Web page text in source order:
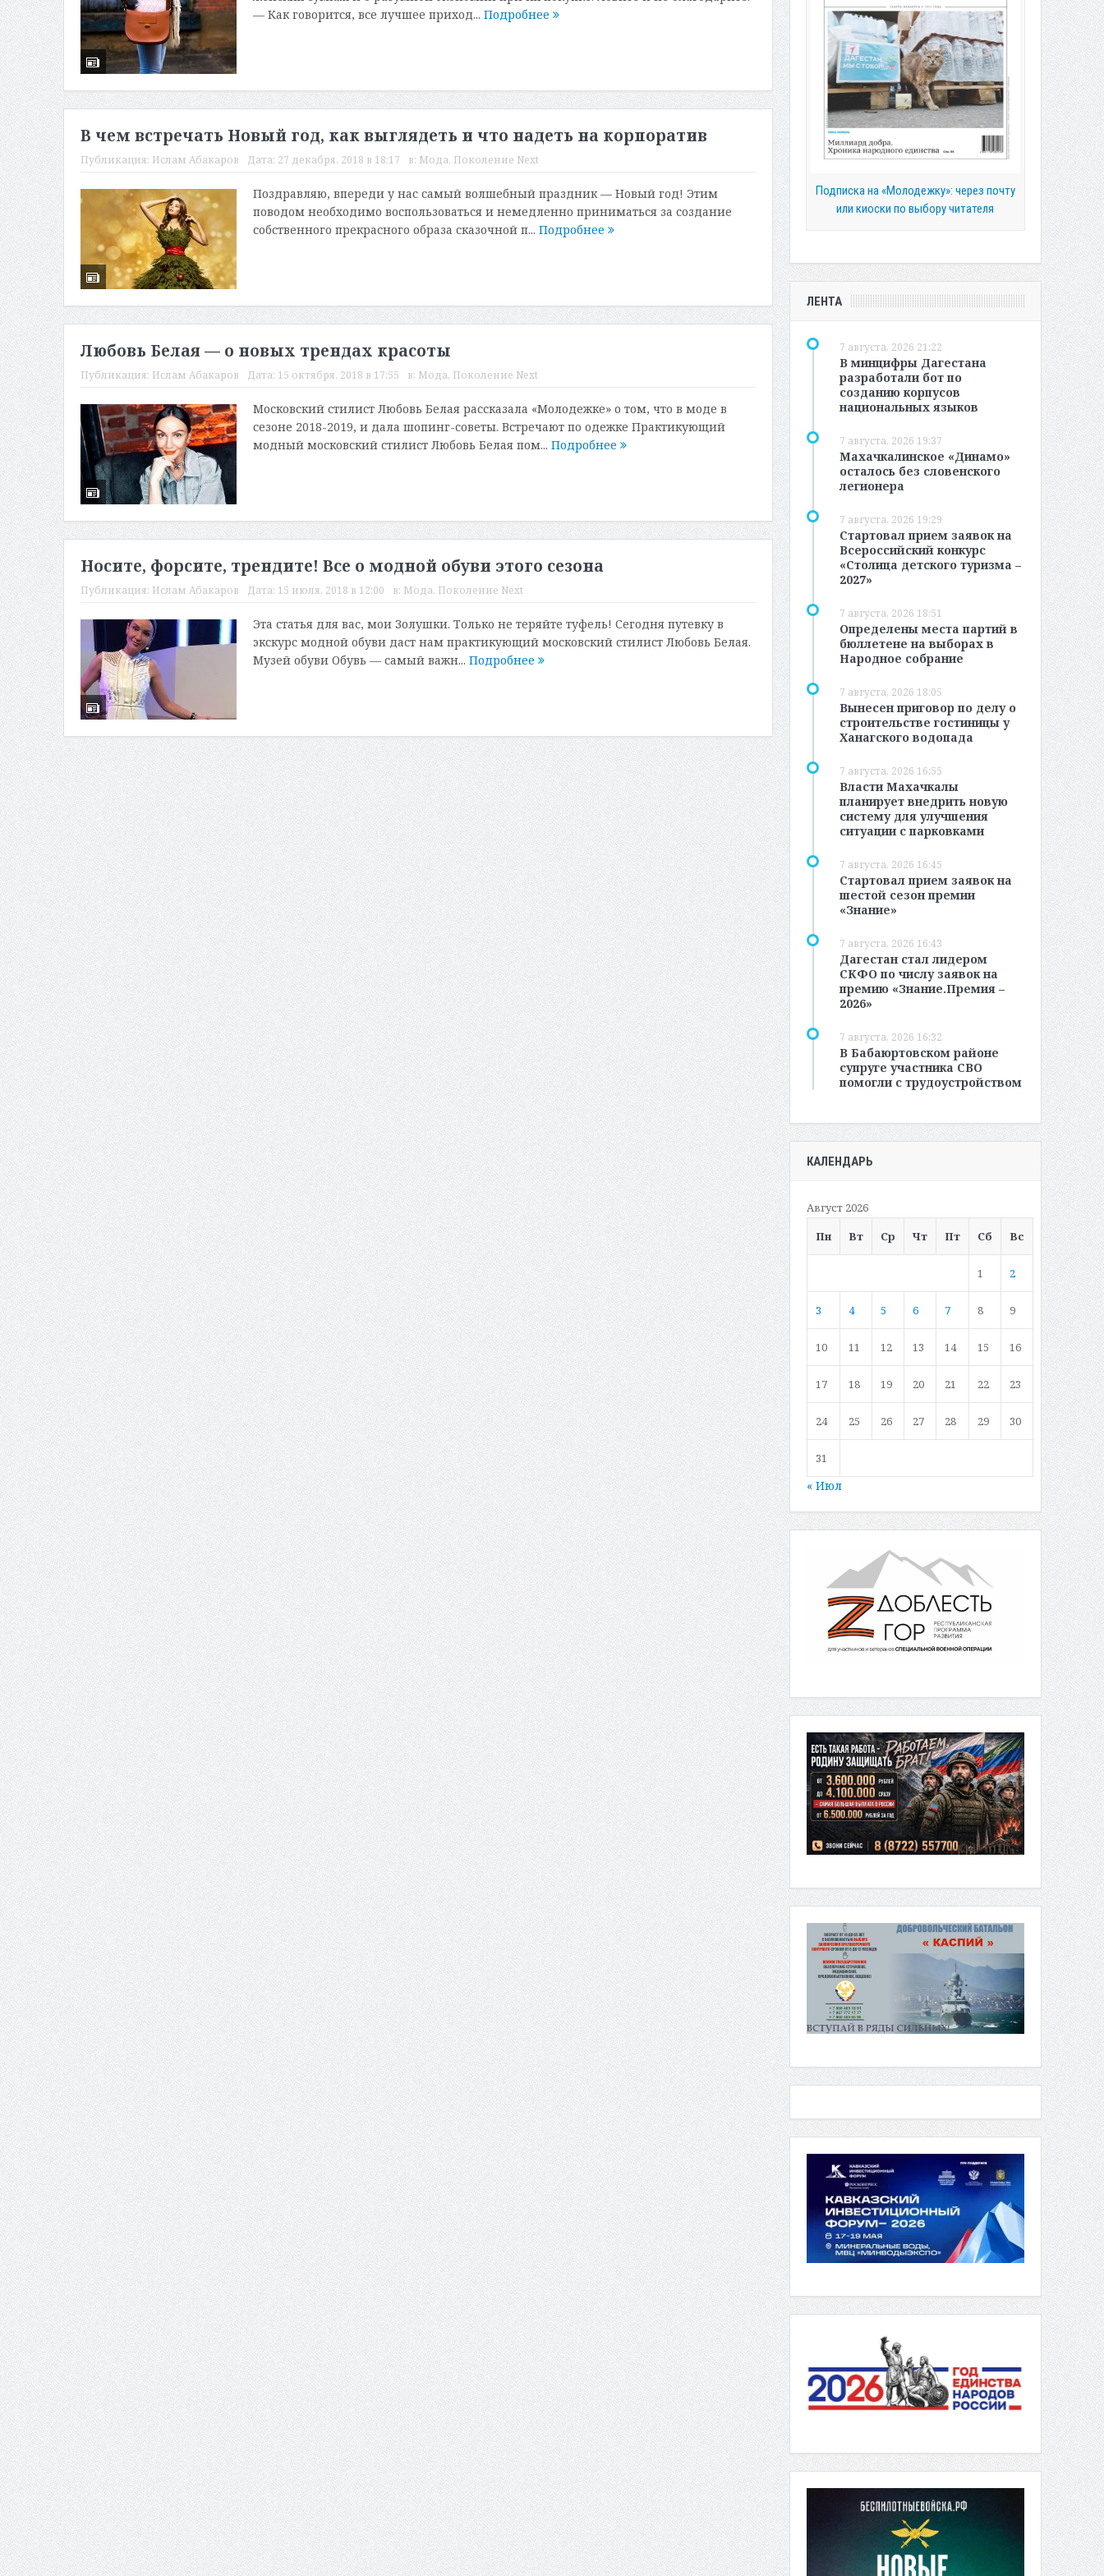
— Как говорится, все лучшее приход... Подробнее
В чем встречать Новый год, как выглядеть и что надеть на корпоратив
Публикация: Ислам Абакаров Дата: 27 декабря, 2018 в 18:17 в: Мода, Поколение Next
Поздравляю, впереди у нас самый волшебный праздник — Новый год! Этим
поводом необходимо воспользоваться и немедленно приниматься за создание
собственного прекрасного образа сказочной п... Подробнее
Любовь Белая — о новых трендах красоты
Публикация: Ислам Абакаров Дата: 15 октября, 2018 в 17:55 в: Мода, Поколение Next
Московский стилист Любовь Белая рассказала «Молодежке» о том, что в моде в
сезоне 2018-2019, и дала шопинг-советы. Встречают по одежке Практикующий
модный московский стилист Любовь Белая пом... Подробнее
Носите, форсите, трендите! Все о модной обуви этого сезона
Публикация: Ислам Абакаров Дата: 15 июля, 2018 в 12:00 в: Мода, Поколение Next
Эта статья для вас, мои Золушки. Только не теряйте туфель! Сегодня путевку в
экскурс модной обуви даст нам практикующий московский стилист Любовь Белая.
Музей обуви Обувь — самый важн... Подробнее
Подписка на «Молодежку»: через почту
или киоски по выбору читателя
ЛЕНТА
7 августа, 2026 21:22
В минцифры Дагестана
разработали бот по
созданию корпусов
национальных языков
7 августа, 2026 19:37
Махачкалинское «Динамо»
осталось без словенского
легионера
7 августа, 2026 19:29
Стартовал прием заявок на
Всероссийский конкурс
«Столица детского туризма –
2027»
7 августа, 2026 18:51
Определены места партий в
бюллетене на выборах в
Народное собрание
7 августа, 2026 18:05
Вынесен приговор по делу о
строительстве гостиницы у
Ханагского водопада
7 августа, 2026 16:55
Власти Махачкалы
планирует внедрить новую
систему для улучшения
ситуации с парковками
7 августа, 2026 16:45
Стартовал прием заявок на
шестой сезон премии
«Знание»
7 августа, 2026 16:43
Дагестан стал лидером
СКФО по числу заявок на
премию «Знание.Премия –
2026»
7 августа, 2026 16:32
В Бабаюртовском районе
супруге участника СВО
помогли с трудоустройством
КАЛЕНДАРЬ
Август 2026
Пн
Вт Ср Чт Пт Сб Вс
1 2
3 4 5 6 7 8 9
10 11 12 13 14 15 16
17 18 19 20 21 22 23
24 25 26 27 28 29 30
31
« Июл